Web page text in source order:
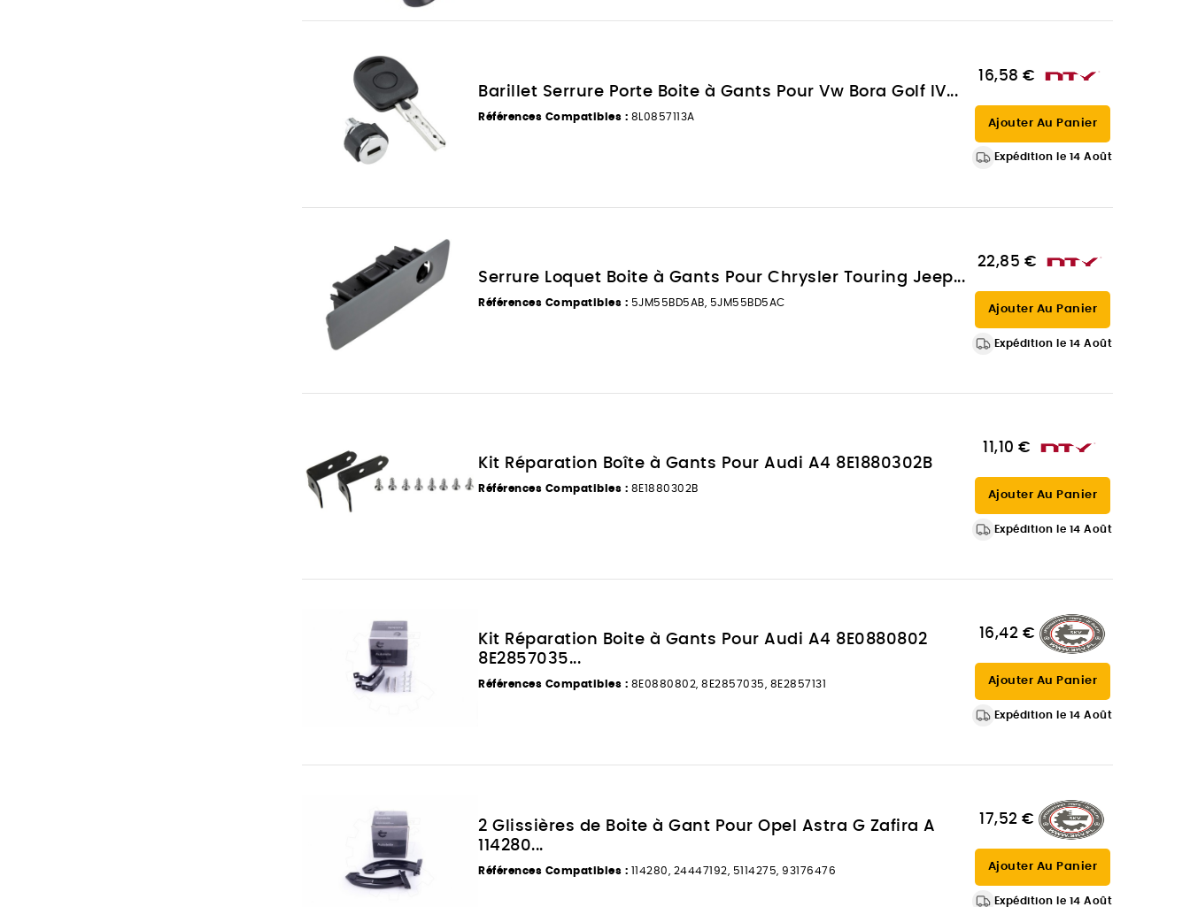
Barillet Serrure Porte Boite à Gants Pour Vw Bora Golf IV...
Références Compatibles : 8L0857113A
16,58 €
Ajouter Au Panier
Expédition le 14 Août
Serrure Loquet Boite à Gants Pour Chrysler Touring Jeep...
Références Compatibles : 5JM55BD5AB, 5JM55BD5AC
22,85 €
Ajouter Au Panier
Expédition le 14 Août
Kit Réparation Boîte à Gants Pour Audi A4 8E1880302B
Références Compatibles : 8E1880302B
11,10 €
Ajouter Au Panier
Expédition le 14 Août
Kit Réparation Boite à Gants Pour Audi A4 8E0880802
8E2857035...
Références Compatibles : 8E0880802, 8E2857035, 8E2857131
16,42 €
Ajouter Au Panier
Expédition le 14 Août
2 Glissières de Boite à Gant Pour Opel Astra G Zafira A
114280...
Références Compatibles : 114280, 24447192, 5114275, 93176476
17,52 €
Ajouter Au Panier
Expédition le 14 Août